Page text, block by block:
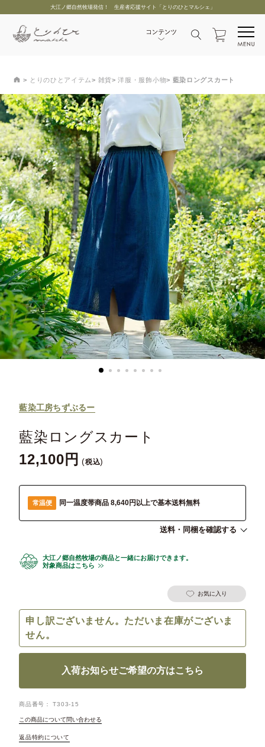
大江ノ郷自然牧場発信！ 生産者応援サイト「とりのひとマルシェ」
とりのひとアイテム 雑貨 洋服・服飾小物 藍染ロングスカート
藍染工房ちずぶるー
藍染ロングスカート
12,100 税込
常温便 同一温度帯商品 8,640円以上で基本送料無料
送料・同梱を確認する
大江ノ郷自然牧場の商品と一緒にお届けできます。
対象商品はこちら
お気に入り
申し訳ございません。ただいま在庫がございま
せん。
入荷お知らせご希望の方はこちら
商品番号 T303-15
この商品について問い合わせる
返品特約について